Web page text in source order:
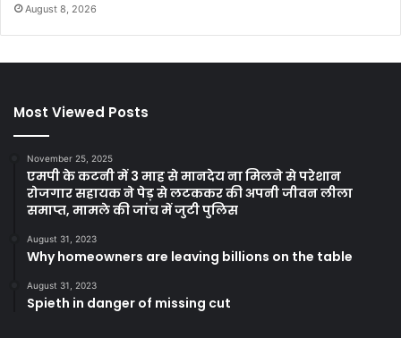
August 8, 2026
Most Viewed Posts
November 25, 2025
एमपी के कटनी में 3 माह से मानदेय ना मिलने से परेशान
रोजगार सहायक ने पेड़ से लटककर की अपनी जीवन लीला
समाप्त, मामले की जांच में जुटी पुलिस
August 31, 2023
Why homeowners are leaving billions on the table
August 31, 2023
Spieth in danger of missing cut